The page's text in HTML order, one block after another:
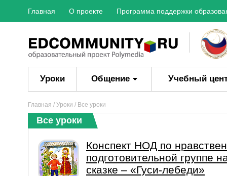
Главная О проекте Программа поддержки
Уроки Общение Учебный
Главная / Уроки / Все уроки
Все уроки
Конспект НОД по
подготовительной группе
сказке – «Гуси-лебеди»